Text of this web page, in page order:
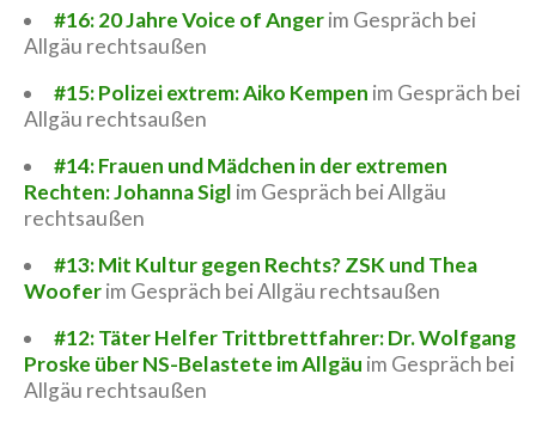
#16: 20 Jahre Voice of Angerim Gespräch bei
Allgäu rechtsaußen
#15: Polizei extrem: Aiko Kempen im Gespräch bei
Allgäu rechtsaußen
#14: Frauen und Mädchen in der extremen
Rechten: Johanna Sigl im Gespräch bei Allgäu
rechtsaußen
#13: Mit Kultur gegen Rechts? ZSK und Thea
Wooferim Gespräch bei Allgäu rechtsaußen
#12: Täter Helfer Trittbrettfahrer: Dr. Wolfgang
Proske über NS-Belastete im Allgäu im Gespräch bei
Allgäu rechtsaußen